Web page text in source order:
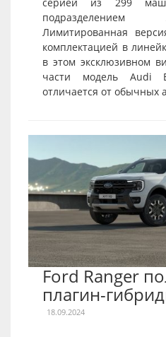
серией из 299
Лимитированная
комплектацией в
в этом эксклюзивном
части модель Audi
отличается от обычных
Ford Ranger
плагин-
18.09.2024